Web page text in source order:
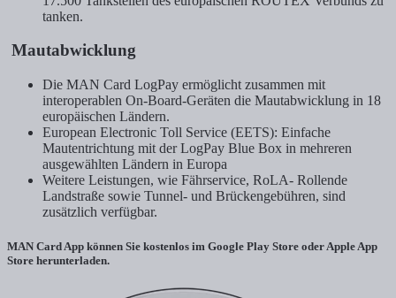
tanken.
Mautabwicklung
Die MAN Card LogPay ermöglicht zusammen mit
interoperablen On-Board-Geräten die Mautabwicklung in 18
europäischen Ländern.
European Electronic Toll Service (EETS): Einfache
Mautentrichtung mit der LogPay Blue Box in mehreren
ausgewählten Ländern in Europa
Weitere Leistungen, wie Fährservice, RoLA- Rollende
Landstraße sowie Tunnel- und Brückengebühren, sind
zusätzlich verfügbar.
MAN Card App können Sie kostenlos im Google Play Store oder Apple App
Store herunterladen.